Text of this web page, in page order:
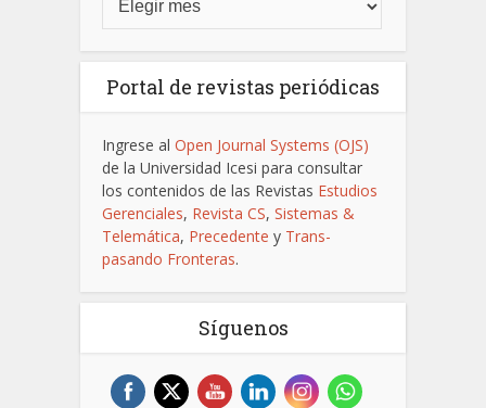
Portal de revistas periódicas
Ingrese al Open Journal Systems (OJS)
de la Universidad Icesi para consultar
los contenidos de las Revistas Estudios
Gerenciales, Revista CS, Sistemas &
Telemática, Precedente y Trans-
pasando Fronteras.
Síguenos